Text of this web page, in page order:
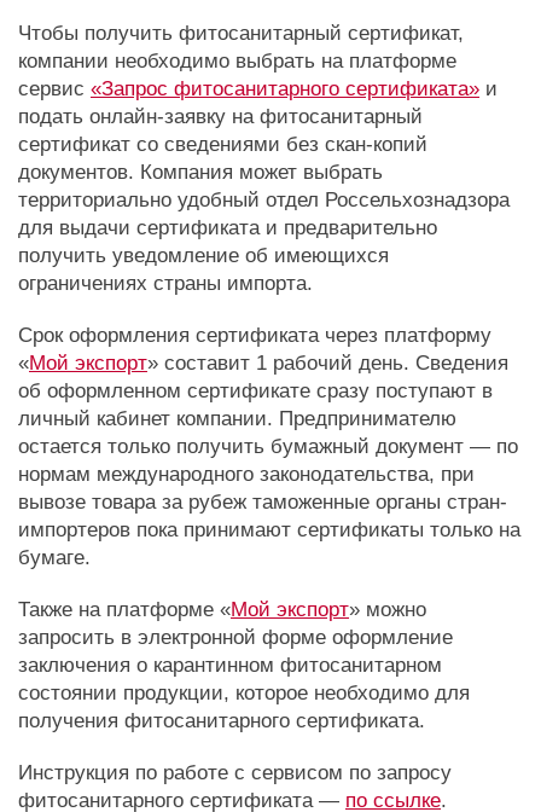
Чтобы получить фитосанитарный сертификат,
компании необходимо выбрать на платформе
сервис «Запрос фитосанитарного сертификата» и
подать онлайн-заявку на фитосанитарный
сертификат со сведениями без скан-копий
документов. Компания может выбрать
территориально удобный отдел Россельхознадзора
для выдачи сертификата и предварительно
получить уведомление об имеющихся
ограничениях страны импорта.
Срок оформления сертификата через платформу
«Мой экспорт» составит 1 рабочий день. Сведения
об оформленном сертификате сразу поступают в
личный кабинет компании. Предпринимателю
остается только получить бумажный документ — по
нормам международного законодательства, при
вывозе товара за рубеж таможенные органы стран-
импортеров пока принимают сертификаты только на
бумаге.
Также на платформе «Мой экспорт» можно
запросить в электронной форме оформление
заключения о карантинном фитосанитарном
состоянии продукции, которое необходимо для
получения фитосанитарного сертификата.
Инструкция по работе с сервисом по запросу
фитосанитарного сертификата — по ссылке.